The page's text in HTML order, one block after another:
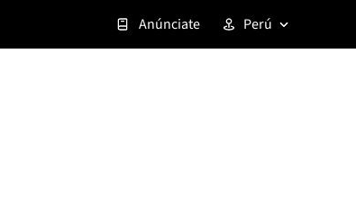
Anúnciate Perú